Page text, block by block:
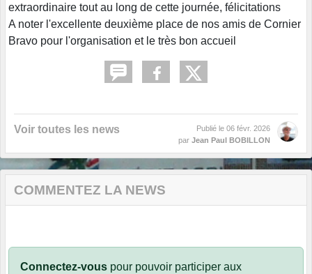
extraordinaire tout au long de cette journée, félicitations
A noter l'excellente deuxième place de nos amis de Cornier
Bravo pour l'organisation et le très bon accueil
Voir toutes les news Publié le 06 févr. 2026
par Jean Paul BOBILLON
COMMENTEZ LA NEWS
Connectez-vous pour pouvoir participer aux